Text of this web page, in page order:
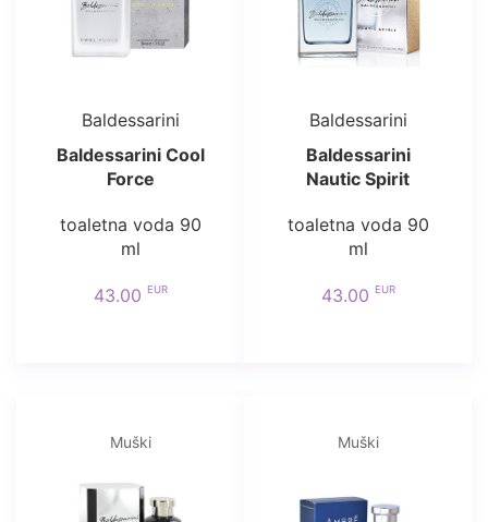
Baldessarini
Baldessarini Cool
Force
toaletna voda 90
ml
43.00 EUR
Baldessarini
Baldessarini
Nautic Spirit
toaletna voda 90
ml
43.00 EUR
Muški Muški